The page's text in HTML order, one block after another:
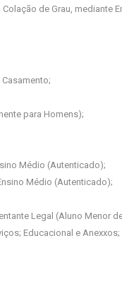
de Grau, mediante
para Homens);
Médio (Autenticado);
Médio (Autenticado);
Legal (Aluno Menor
Educacional e Anexxos;